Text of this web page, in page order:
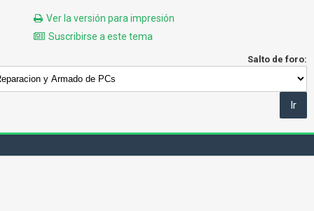
Ver la versión para impresión
Suscribirse a este tema
Salto de foro: